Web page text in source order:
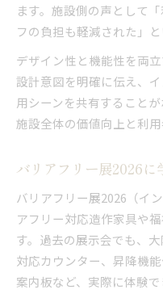
ます。施設側の声として
フの負担も軽減された」
デザイン性と機能性を両
設計意図を明確に伝え、
用シーンを共有すること
施設全体の価値向上と利
バリアフリー展2026
バリアフリー展2026（イ
アフリー対応造作家具や
す。過去の展示会でも、
対応カウンター、昇降機
案内板など、実際に体験